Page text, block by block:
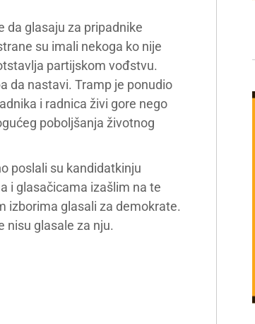
da glasaju za pripadnike
su imali nekoga ko nije
partijskom vođstvu.
da nastavi. Tramp je ponudio
i radnica živi gore nego
poboljšanja životnog
poslali su kandidatkinju
i glasačicama izašlim na te
izborima glasali za demokrate.
nisu glasale za nju.